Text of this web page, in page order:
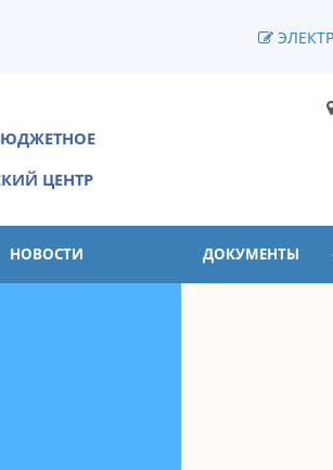
ЦЕНТР
НОВОСТИ ДОКУМЕНТЫ